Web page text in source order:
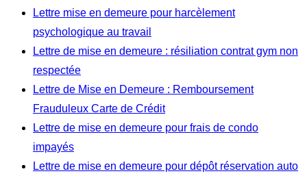
Lettre mise en demeure pour harcèlement
psychologique au travail
Lettre de mise en demeure : résiliation contrat gym non
respectée
Lettre de Mise en Demeure : Remboursement
Frauduleux Carte de Crédit
Lettre de mise en demeure pour frais de condo
impayés
Lettre de mise en demeure pour dépôt réservation auto